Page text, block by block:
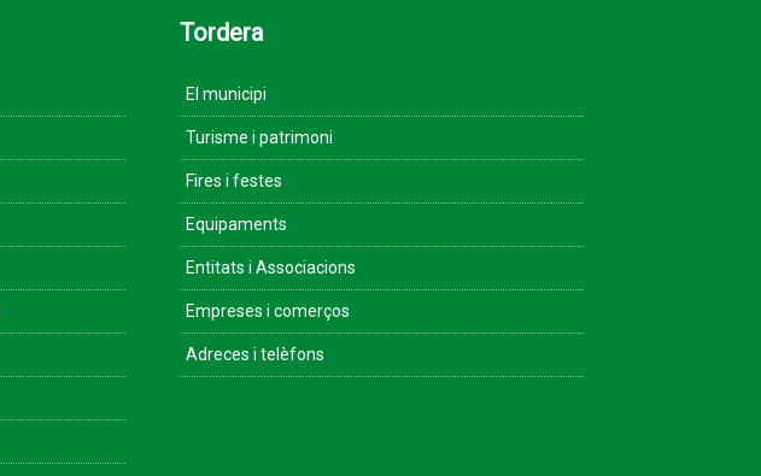
Tordera
El municipi
Turisme i patrimoni
Fires i festes
Equipaments
Entitats i Associacions
Empreses i comerços
Adreces i telèfons